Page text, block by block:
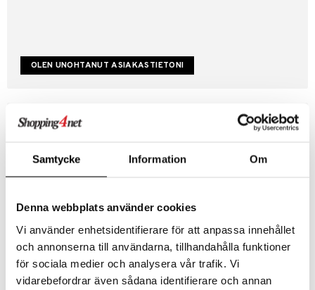
Samtycke Information Om
Denna webbplats använder cookies
Vi använder enhetsidentifierare för att anpassa innehållet
och annonserna till användarna, tillhandahålla funktioner
för sociala medier och analysera vår trafik. Vi
vidarebefordrar även sådana identifierare och annan
Luo uusi asiakas
Tilauksen tila & historiikki
Kestotilaus
Arvostele tuotteita
Toivelistat
LUO ASIAKAS